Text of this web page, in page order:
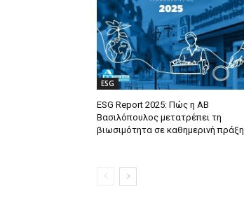
ESG
ESG Report 2025: Πώς η ΑΒ
Βασιλόπουλος μετατρέπει τη
βιωσιμότητα σε καθημερινή πράξη